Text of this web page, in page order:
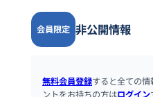
会員限定 非公開情報
無料会員登録すると全ての情